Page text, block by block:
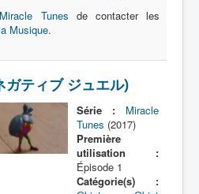
Tunes ! (アイ
ル ちゅーんず !) =
Miracle Tunes !
Miracle Tunes de contacter les
Musique.
ティブ ジュエル)
Série :
Miracle
Tunes (2017)
Première
utilisation :
Épisode 1
Catégorie(s) :